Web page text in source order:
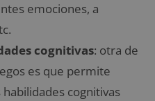
emociones, a
cognitivas: otra de
es que permite
cognitivas